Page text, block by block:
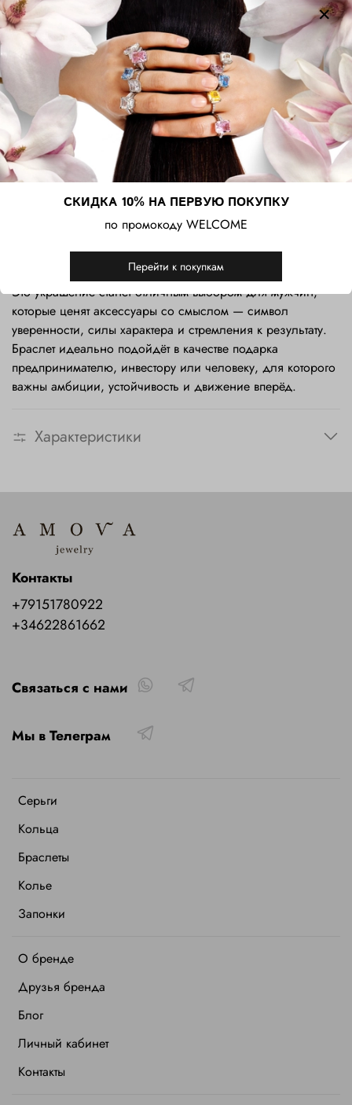
Центральный акцент композиции — шарм в виде головы
быка. Этот образ напрямую связан с понятием «bull
market» и символизирует уверенность в росте,
стратегическое мышление и готовность к решительным
действиям. Бык издавна считается знаком силы,
настойчивости и лидерства, поэтому браслет становится
своеобразным талисманом для людей, ориентированных
на достижения, развитие и финансовый успех.
Сочетание фактуры агата и благородного холодного
блеска серебрения придаёт украшению современный и
универсальный характер. Браслет гармонично дополняет
им выразительный акцент и индивидуальность.
Это украшение станет отличным выбором для мужчин,
которые ценят аксессуары со смыслом — символ
уверенности, силы характера и стремления к результату.
Браслет идеально подойдёт в качестве подарка
предпринимателю, инвестору или человеку, для которого
важны амбиции, устойчивость и движение вперёд.
Характеристики
Серьги
Кольца
Браслеты
Колье
Запонки
О бренде
Друзья бренда
Блог
Личный кабинет
Контакты
Контакты
+79151780922
+34622861662
Связаться с нами
Мы в Телеграм
СКИДКА 10% НА ПЕРВУЮ ПОКУПКУ
по промокоду WELCOME
Перейти к покупкам